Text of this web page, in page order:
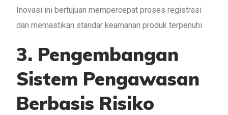
Inovasi ini bertujuan mempercepat proses registrasi
dan memastikan standar keamanan produk terpenuhi.
3. Pengembangan
Sistem Pengawasan
Berbasis Risiko